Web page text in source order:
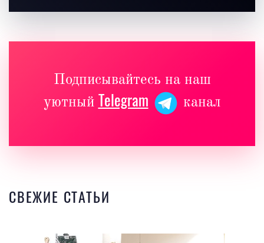
Подписывайтесь на наш
уютный Telegram канал
СВЕЖИЕ СТАТЬИ